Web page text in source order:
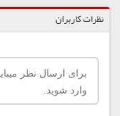
نظرات کاربران